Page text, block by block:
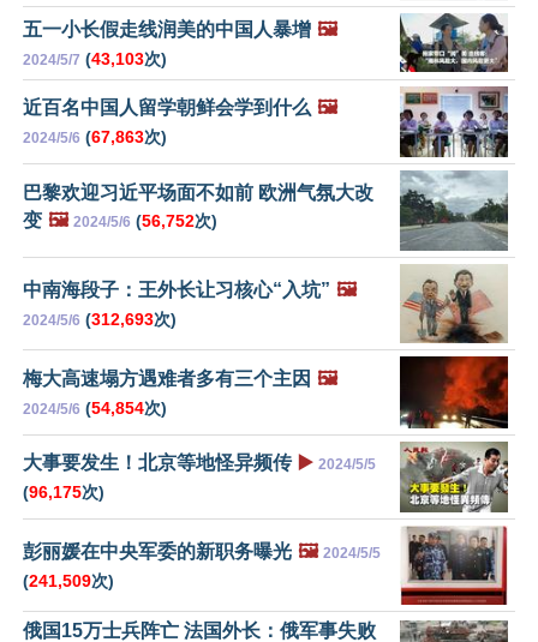
五一小长假走线润美的中国人暴增 🖼️
2024/5/7 (43,103次)
近百名中国人留学朝鲜会学到什么 🖼️
2024/5/6 (67,863次)
巴黎欢迎习近平场面不如前 欧洲气氛大改
变 🖼️ 2024/5/6 (56,752次)
中南海段子：王外长让习核心“入坑” 🖼️
2024/5/6 (312,693次)
梅大高速塌方遇难者多有三个主因 🖼️
2024/5/6 (54,854次)
大事要发生！北京等地怪异频传 ▶️ 2024/5/5
(96,175次)
彭丽媛在中央军委的新职务曝光 🖼️ 2024/5/5
(241,509次)
俄国15万士兵阵亡 法国外长：俄军事失败